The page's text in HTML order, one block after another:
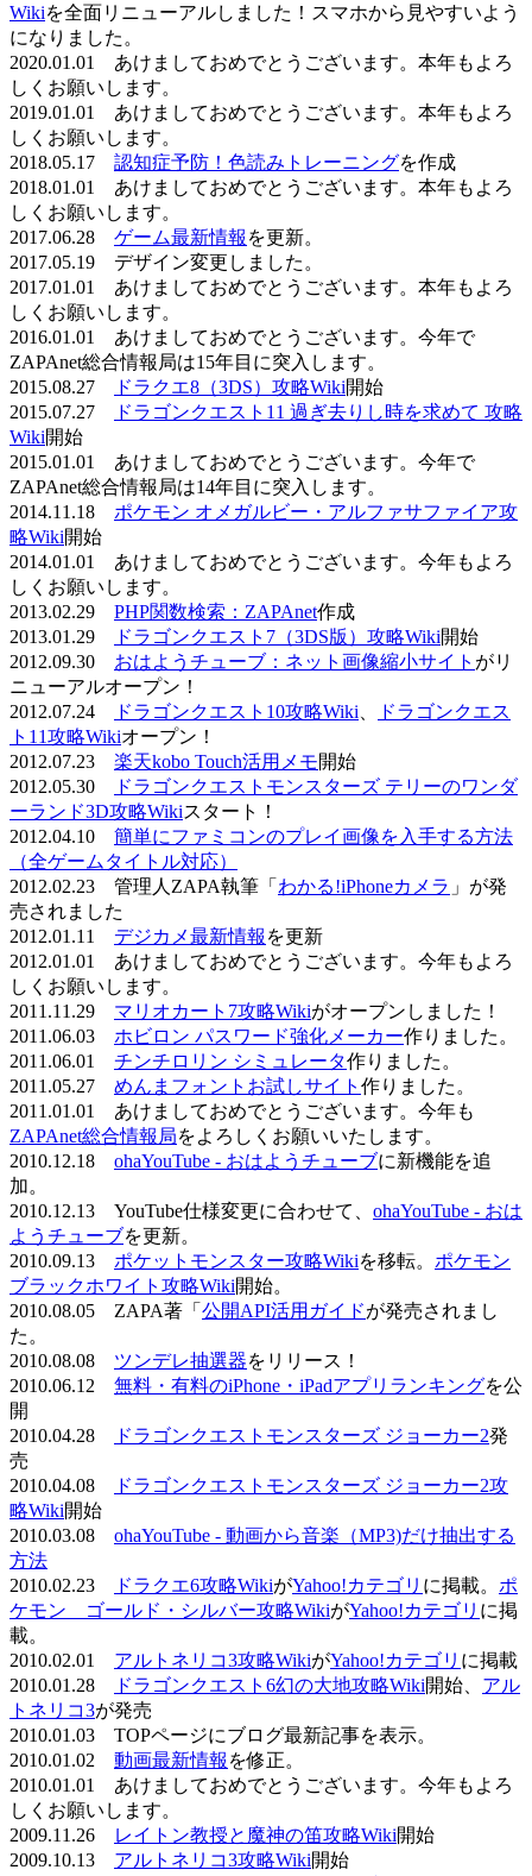
Wikiを全面リニューアルしました！スマホから見やすいよう
になりました。
2020.01.01 あけましておめでとうございます。本年もよろ
しくお願いします。
2019.01.01 あけましておめでとうございます。本年もよろ
しくお願いします。
2018.05.17 認知症予防！色読みトレーニングを作成
2018.01.01 あけましておめでとうございます。本年もよろ
しくお願いします。
2017.06.28 ゲーム最新情報 を更新。
2017.05.19 デザイン変更しました。
2017.01.01 あけましておめでとうございます。本年もよろ
しくお願いします。
2016.01.01 あけましておめでとうございます。今年で
ZAPAnet総合情報局は15年目に突入します。
2015.08.27
ドラクエ8（3DS）攻略Wiki開始
2015.07.27
ドラゴンクエスト11 過ぎ去りし時を求めて 攻略
Wiki開始
2015.01.01 あけましておめでとうございます。今年で
ZAPAnet総合情報局は14年目に突入します。
2014.11.18 ポケモン オメガルビー・アルファサファイア攻
略Wiki開始
2014.01.01 あけましておめでとうございます。今年もよろ
しくお願いします。
2013.02.29 PHP関数検索：ZAPAnet作成
2013.01.29
ドラゴンクエスト7（3DS版）攻略Wiki開始
2012.09.30 おはようチューブ：ネット画像縮小サイト がリ
ニューアルオープン！
2012.07.24
ドラゴンクエスト10攻略Wiki
ドラゴンクエス
ト11攻略Wikiオープン！
2012.07.23 楽天kobo Touch活用メモ開始
2012.05.30
ドラゴンクエストモンスターズ テリーのワンダ
ーランド3D攻略Wikiスタート！
2012.04.10 簡単にファミコンのプレイ画像を入手する方法
（全ゲームタイトル対応）
2012.02.23 管理人ZAPA執筆「 わかる!iPhoneカメラ 」が発
売されました
2012.01.11 デジカメ最新情報 を更新
2012.01.01 あけましておめでとうございます。今年もよろ
しくお願いします。
2011.11.29 マリオカート7攻略Wikiがオープンしました！
2011.06.03 ホビロン パスワード強化メーカー作りました。
2011.06.01 チンチロリン シミュレータ作りました。
2011.05.27 めんまフォントお試しサイト 作りました。
2011.01.01 あけましておめでとうございます。今年も
ZAPAnet総合情報局をよろしくお願いいたします。
2010.12.18 ohaYouTube - おはようチューブに新機能を追
加。
2010.12.13 YouTube仕様変更に合わせて、 ohaYouTube - おは
ようチューブを更新。
2010.09.13 ポケットモンスター攻略Wikiを移転。 ポケモン
ブラックホワイト攻略Wiki開始。
2010.08.05 ZAPA著「 公開API活用ガイドが発売されまし
た。
2010.08.08 ツンデレ抽選器をリリース！
2010.06.12 無料・有料のiPhone・iPadアプリランキングを公
開
2010.04.28
ドラゴンクエストモンスターズ ジョーカー2発
売
2010.04.08
ドラゴンクエストモンスターズ ジョーカー2攻
略Wiki開始
2010.03.08 ohaYouTube - 動画から音楽（MP3)だけ抽出する
方法
2010.02.23
ドラクエ6攻略WikiがYahoo!カテゴリ に掲載。 ポ
ケモン ゴールド・シルバー攻略WikiがYahoo!カテゴリ に掲
載。
2010.02.01 アルトネリコ3攻略WikiがYahoo!カテゴリ に掲載
2010.01.28
ドラゴンクエスト6幻の大地攻略Wiki開始、 アル
トネリコ3が発売
2010.01.03 TOPページにブログ最新記事を表示。
2010.01.02 動画最新情報 を修正。
2010.01.01 あけましておめでとうございます。今年もよろ
しくお願いします。
2009.11.26
レイトン教授と魔神の笛攻略Wiki開始
2009.10.13 アルトネリコ3攻略Wiki開始